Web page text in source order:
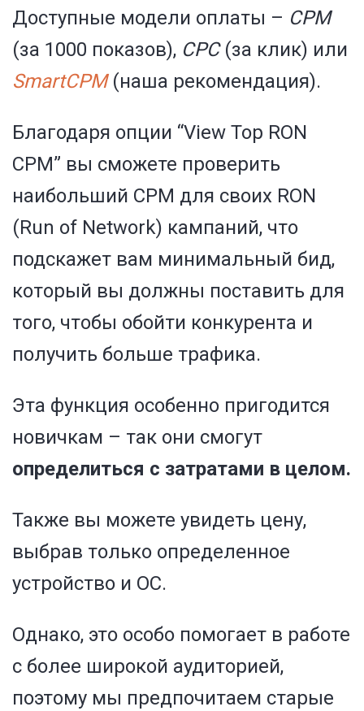
Доступные модели оплаты – CPM
(за 1000 показов), CPC(за клик) или
SmartCPM(наша рекомендация).
Благодаря опции “View Top RON
CPM” вы сможете проверить
наибольший CPM для своих RON
(Run of Network) кампаний, что
подскажет вам минимальный бид,
который вы должны поставить для
того, чтобы обойти конкурента и
получить больше трафика.
Эта функция особенно пригодится
новичкам – так они смогут
определиться с затратами в целом.
Также вы можете увидеть цену,
выбрав только определенное
устройство и ОС.
Однако, это особо помогает в работе
с более широкой аудиторией,
поэтому мы предпочитаем старые